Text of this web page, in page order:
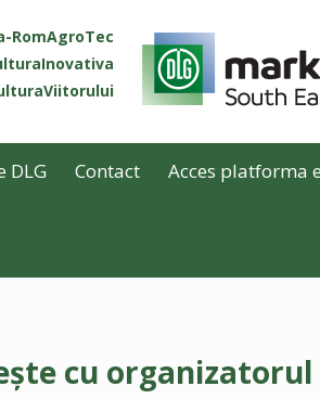
RomAgroTec
DLG Contact Acces platforma
cu organizatorul